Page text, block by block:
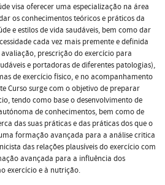
visa oferecer uma especialização na área
os conhecimentos teóricos e práticos da
e estilos de vida saudáveis, bem como dar
cada vez mais premente e definida
prescrição do exercício para
e portadoras de diferentes patologias),
de exercício físico, e no acompanhamento
Curso surge com o objetivo de preparar
tendo como base o desenvolvimento de
de conhecimentos, bem como de
das suas práticas e das práticas dos que o
formação avançada para a análise critica
das relações plausíveis do exercício com
avançada para a influência dos
exercício e à nutrição.